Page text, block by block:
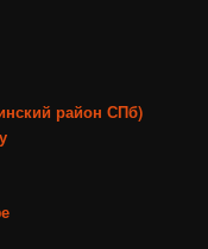
район СПб)